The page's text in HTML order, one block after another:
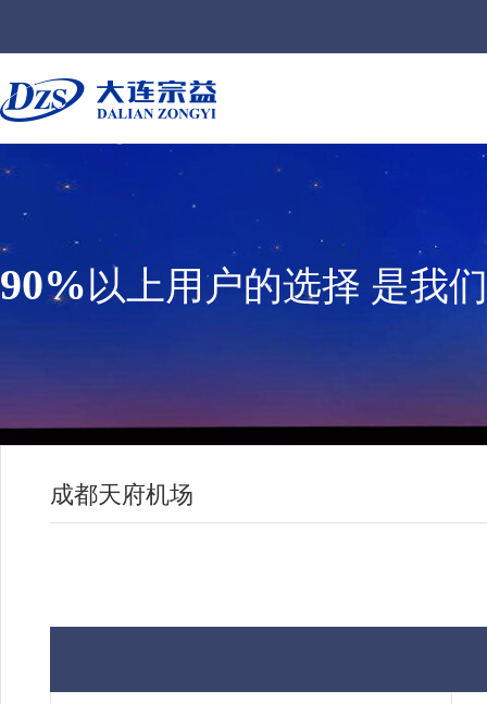
90%以上用户的选择 是我
成都天府机场